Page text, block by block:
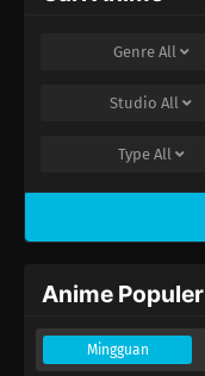
Genre All
Studio All
Type All
Anime Populer
Mingguan